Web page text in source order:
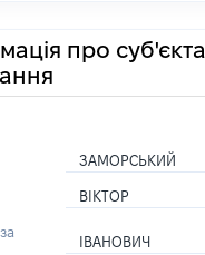
про суб'єкта
ЗАМОРСЬКИЙ
ВІКТОР
ІВАНОВИЧ